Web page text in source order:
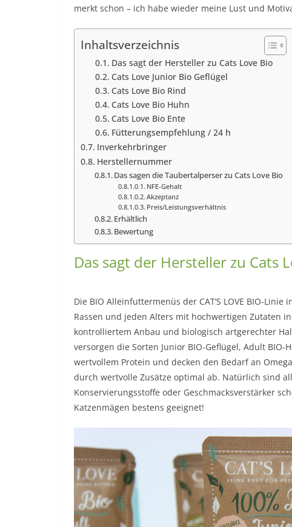
merkt schon – ich habe wieder meine Lust und
Inhaltsverzeichnis
Das sagt der Hersteller zu Cats Love Bio
Cats Love Junior Bio Geflügel
Cats Love Bio Rind
Cats Love Bio Huhn
Cats Love Bio Ente
Fütterungsempfehlung / 24 h
Inverkehrbringer
Herstellernummer
Das sagen die Taubertalperser zu Cats Love Bio
NFE-Gehalt
Akzeptanz
Preis/Leistungsverhältnis
Erhältlich
Bewertung
Das sagt der Hersteller zu Cats
Die BIO Alleinfuttermenüs der CAT’S LOVE BIO-
Rassen und jeden Alters mit hochwertigen Zutaten
kontrolliertem Anbau und biologisch artgerechter
versorgen die Sorten Junior BIO-Geflügel, Adult
wertvollem Protein und decken den Bedarf an
durch wertvolle Zusätze optimal ab. Natürlich sind
Konservierungsstoffe oder Geschmacksverstärker
Katzenmägen bestens geeignet!